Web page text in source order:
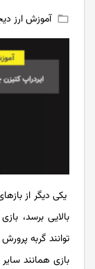
folder_open آموزش ارز
یکی دیگر از
بالایی برسد،
توانند گربه
بازی همانند